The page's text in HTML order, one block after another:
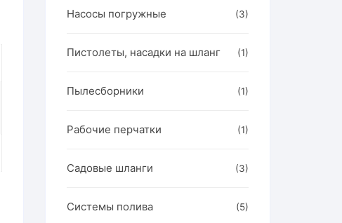
Насосы погружные (3)
Пистолеты, насадки на шланг (1)
Пылесборники (1)
Рабочие перчатки (1)
Садовые шланги (3)
Системы полива (5)